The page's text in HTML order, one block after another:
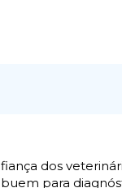
dos
para